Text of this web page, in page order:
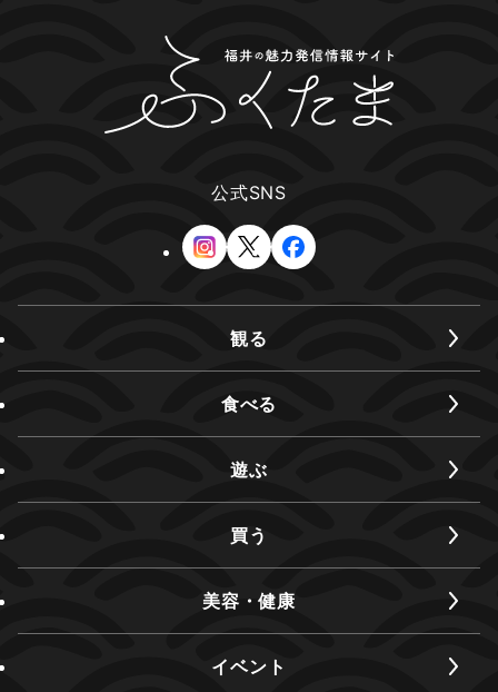
公式SNS
観る
食べる
遊ぶ
買う
美容・健康
イベント